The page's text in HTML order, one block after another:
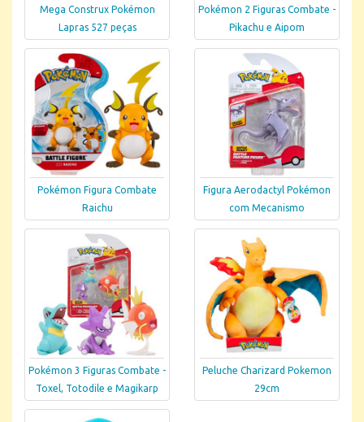
Mega Construx Pokémon
Lapras 527 peças
Pokémon 2 Figuras Combate -
Pikachu e Aipom
Pokémon Figura Combate
Raichu
Figura Aerodactyl Pokémon
com Mecanismo
Pokémon 3 Figuras Combate -
Toxel, Totodile e Magikarp
Peluche Charizard Pokemon
29cm